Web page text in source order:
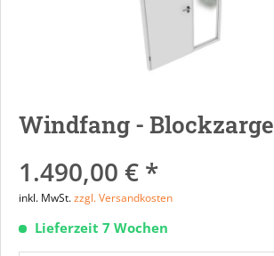
Windfang - Blockzarge
1.490,00 € *
inkl. MwSt.zzgl. Versandkosten
Lieferzeit 7 Wochen